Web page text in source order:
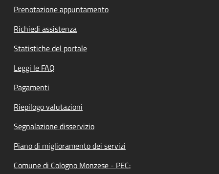
Prenotazione appuntamento
Richiedi assistenza
Statistiche del portale
Leggi le FAQ
Pagamenti
Riepilogo valutazioni
Segnalazione disservizio
Piano di miglioramento dei servizi
Comune di Cologno Monzese - PEC: